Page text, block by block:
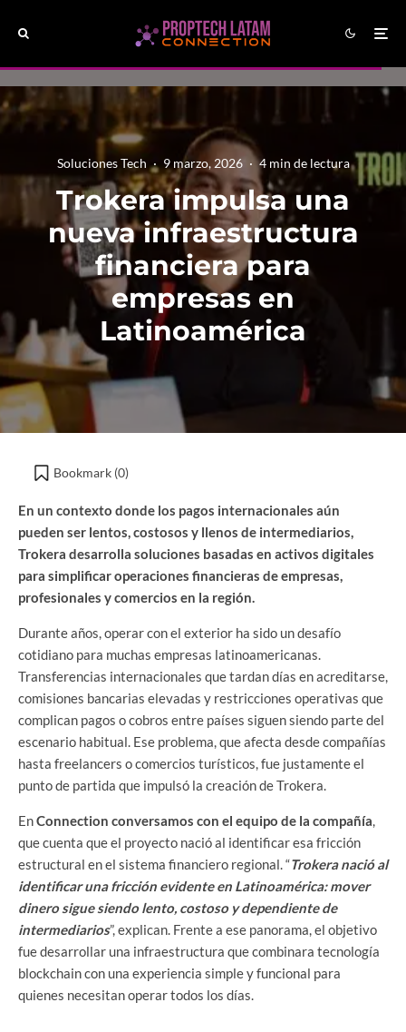
Soluciones Tech · 9 marzo, 2026 · 4 min de lectura
Trokera impulsa una
nueva infraestructura
financiera para
empresas en
Latinoamérica
Bookmark (0)
En un contexto donde los pagos internacionales aún
pueden ser lentos, costosos y llenos de intermediarios,
Trokera desarrolla soluciones basadas en activos digitales
para simplificar operaciones financieras de empresas,
profesionales y comercios en la región.
Durante años, operar con el exterior ha sido un desafío
cotidiano para muchas empresas latinoamericanas.
Transferencias internacionales que tardan días en acreditarse,
comisiones bancarias elevadas y restricciones operativas que
complican pagos o cobros entre países siguen siendo parte del
escenario habitual. Ese problema, que afecta desde compañías
hasta freelancers o comercios turísticos, fue justamente el
punto de partida que impulsó la creación de Trokera.
EnConnection conversamos con el equipo de la compañía,
que cuenta que el proyecto nació al identificar esa fricción
estructural en el sistema financiero regional. “Trokera nació al
identificar una fricción evidente en Latinoamérica: mover
dinero sigue siendo lento, costoso y dependiente de
intermediarios”, explican. Frente a ese panorama, el objetivo
fue desarrollar una infraestructura que combinara tecnología
blockchain con una experiencia simple y funcional para
quienes necesitan operar todos los días.